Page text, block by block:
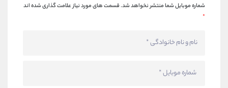
شماره موبایل شما منتشر نخواهد شد.قسمت های مورد نیاز علامت گذاری شده اند
*